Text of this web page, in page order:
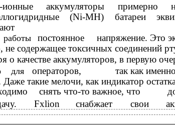
ионные аккумуляторы
(Ni-MH) батареи
работы постоянное
напряжение. Это
не содержащее токсичных соединений
о качестве аккумуляторов, в первую
для операторов,
так как
Даже такие мелочи, как индикатор
снять что-то важное, что
Fxlion снабжает свои